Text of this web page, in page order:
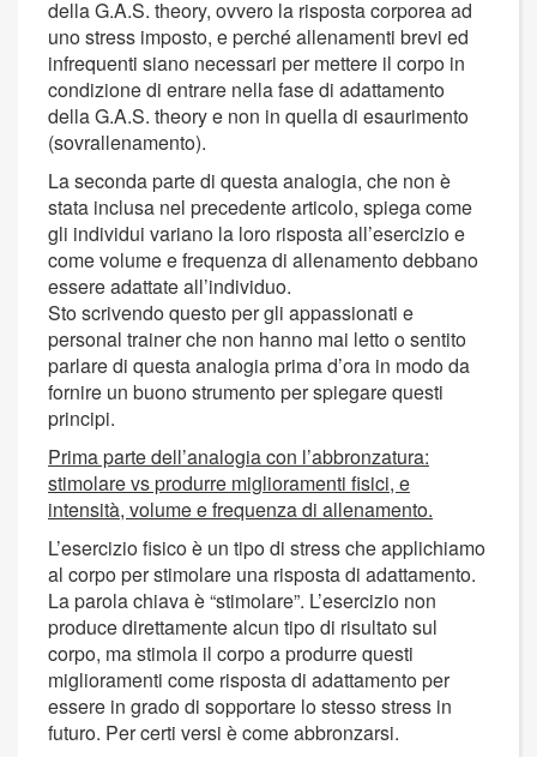
della G.A.S. theory, ovvero la risposta corporea ad
uno stress imposto, e perché allenamenti brevi ed
infrequenti siano necessari per mettere il corpo in
condizione di entrare nella fase di adattamento
della G.A.S. theory e non in quella di esaurimento
(sovrallenamento).
La seconda parte di questa analogia, che non è
stata inclusa nel precedente articolo, spiega come
gli individui variano la loro risposta all’esercizio e
come volume e frequenza di allenamento debbano
essere adattate all’individuo.
Sto scrivendo questo per gli appassionati e
personal trainer che non hanno mai letto o sentito
parlare di questa analogia prima d’ora in modo da
fornire un buono strumento per spiegare questi
principi.
Prima parte dell’analogia con l’abbronzatura:
stimolare vs produrre miglioramenti fisici, e
intensità, volume e frequenza di allenamento.
L’esercizio fisico è un tipo di stress che applichiamo
al corpo per stimolare una risposta di adattamento.
La parola chiava è “stimolare”. L’esercizio non
produce direttamente alcun tipo di risultato sul
corpo, ma stimola il corpo a produrre questi
miglioramenti come risposta di adattamento per
essere in grado di sopportare lo stesso stress in
futuro. Per certi versi è come abbronzarsi.